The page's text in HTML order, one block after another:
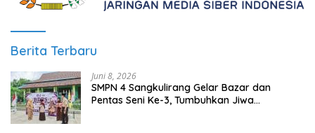
Berita Terbaru
Juni 8, 2026
SMPN 4 Sangkulirang Gelar Bazar dan
Pentas Seni Ke-3, Tumbuhkan Jiwa